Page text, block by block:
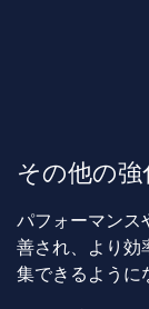
その他の強
パフォーマンス
善され、より効
集できるように